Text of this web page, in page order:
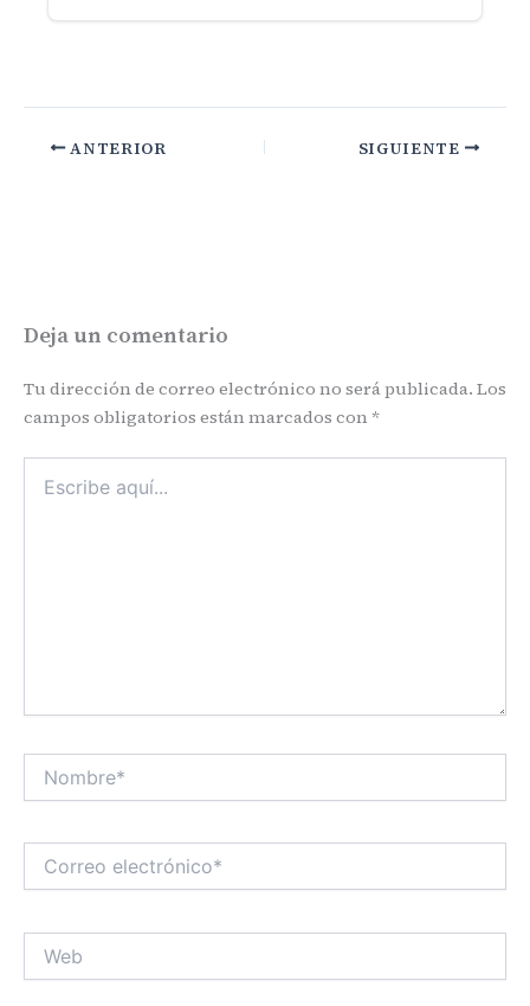
ANTERIOR SIGUIENTE
Deja un comentario
Tu dirección de correo electrónico no será publicada. Los
campos obligatorios están marcados con *
aquí...
Correo
electrónico*